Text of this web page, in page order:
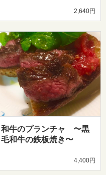
2,640円
和牛のプランチャ 〜黒
毛和牛の鉄板焼き〜
4,400円